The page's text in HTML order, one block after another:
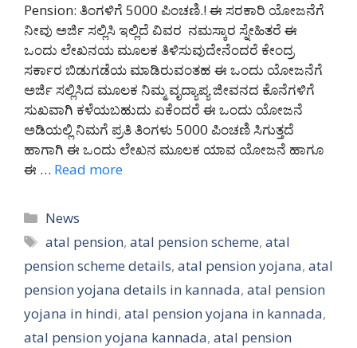
Pension: ತಿಂಗಳಿಗೆ 5000 ಪಿಂಚಣಿ.! ಈ ಸರಕಾರಿ ಯೋಜನೆಗೆ
ನೀವು ಅರ್ಜಿ ಸಲ್ಲಿಸಿ ಇಲ್ಲಿದೆ ವಿವರ ನಮಸ್ಕಾರ ಸ್ನೇಹಿತರೆ ಈ
ಒಂದು ಲೇಖನಯ ಮೂಲಕ ತಿಳಿಸುವುದೇನೆಂದರೆ ಕೇಂದ್ರ
ಸರ್ಕಾರ ಬಿಡುಗಡೆಯ ಮಾಡಿರುವಂತಹ ಈ ಒಂದು ಯೋಜನೆಗೆ
ಅರ್ಜಿ ಸಲ್ಲಿಸಿದ ಮೂಲಕ ನಿಮ್ಮ ವೃದ್ಯಾಪ್ಯ ಜೀವನದ ಕೊನೆಗಳಿಗೆ
ಸುಖವಾಗಿ ಕಳೆಯಬಹುದು ಏಕೆಂದರೆ ಈ ಒಂದು ಯೋಜನೆ
ಅಡಿಯಲ್ಲಿ ನಿಮಗೆ ಪ್ರತಿ ತಿಂಗಳು 5000 ಪಿಂಚಣಿ ಸಿಗುತ್ತದೆ
ಹಾಗಾಗಿ ಈ ಒಂದು ಲೇಖನ ಮೂಲಕ ಯಾವ ಯೋಜನೆ ಹಾಗೂ
ಈ … Read more
Categories
News
Tags
atal pension,atal pension scheme,atal
pension scheme details, atal pension yojana, atal
pension yojana details in kannada, atal pension
yojana in hindi, atal pension yojana in kannada,
atal pension yojana kannada, atal pension